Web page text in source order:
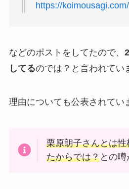
https://
などのポストをしてたので、
してるのでは？と言われてい
理由についても公表されてい
栗原朗子さんとは
たからでは？との噂